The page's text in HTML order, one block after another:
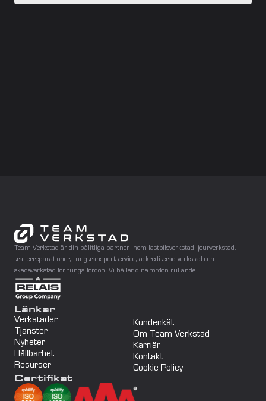
Norrköping
Eskilstuna
Borlänge
Sundsvall
Umeå
Team Verkstad är din pålitliga partner inom lastbilsverkstad, jourverkstad,
trailerreparationer, tungtransportservice, ackrediterad verkstad och
skadeverkstad för tunga fordon. Vi håller dina fordon rullande.
Länkar
Verkstäder
Tjänster
Nyheter
Hållbarhet
Resurser
Kundenkät
Om Team Verkstad
Karriär
Kontakt
Cookie Policy
Certifikat